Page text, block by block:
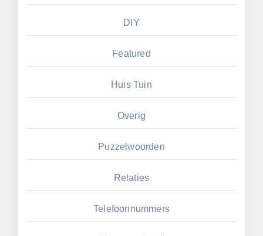
DIY
Featured
Huis Tuin
Overig
Puzzelwoorden
Relaties
Telefoonnummers